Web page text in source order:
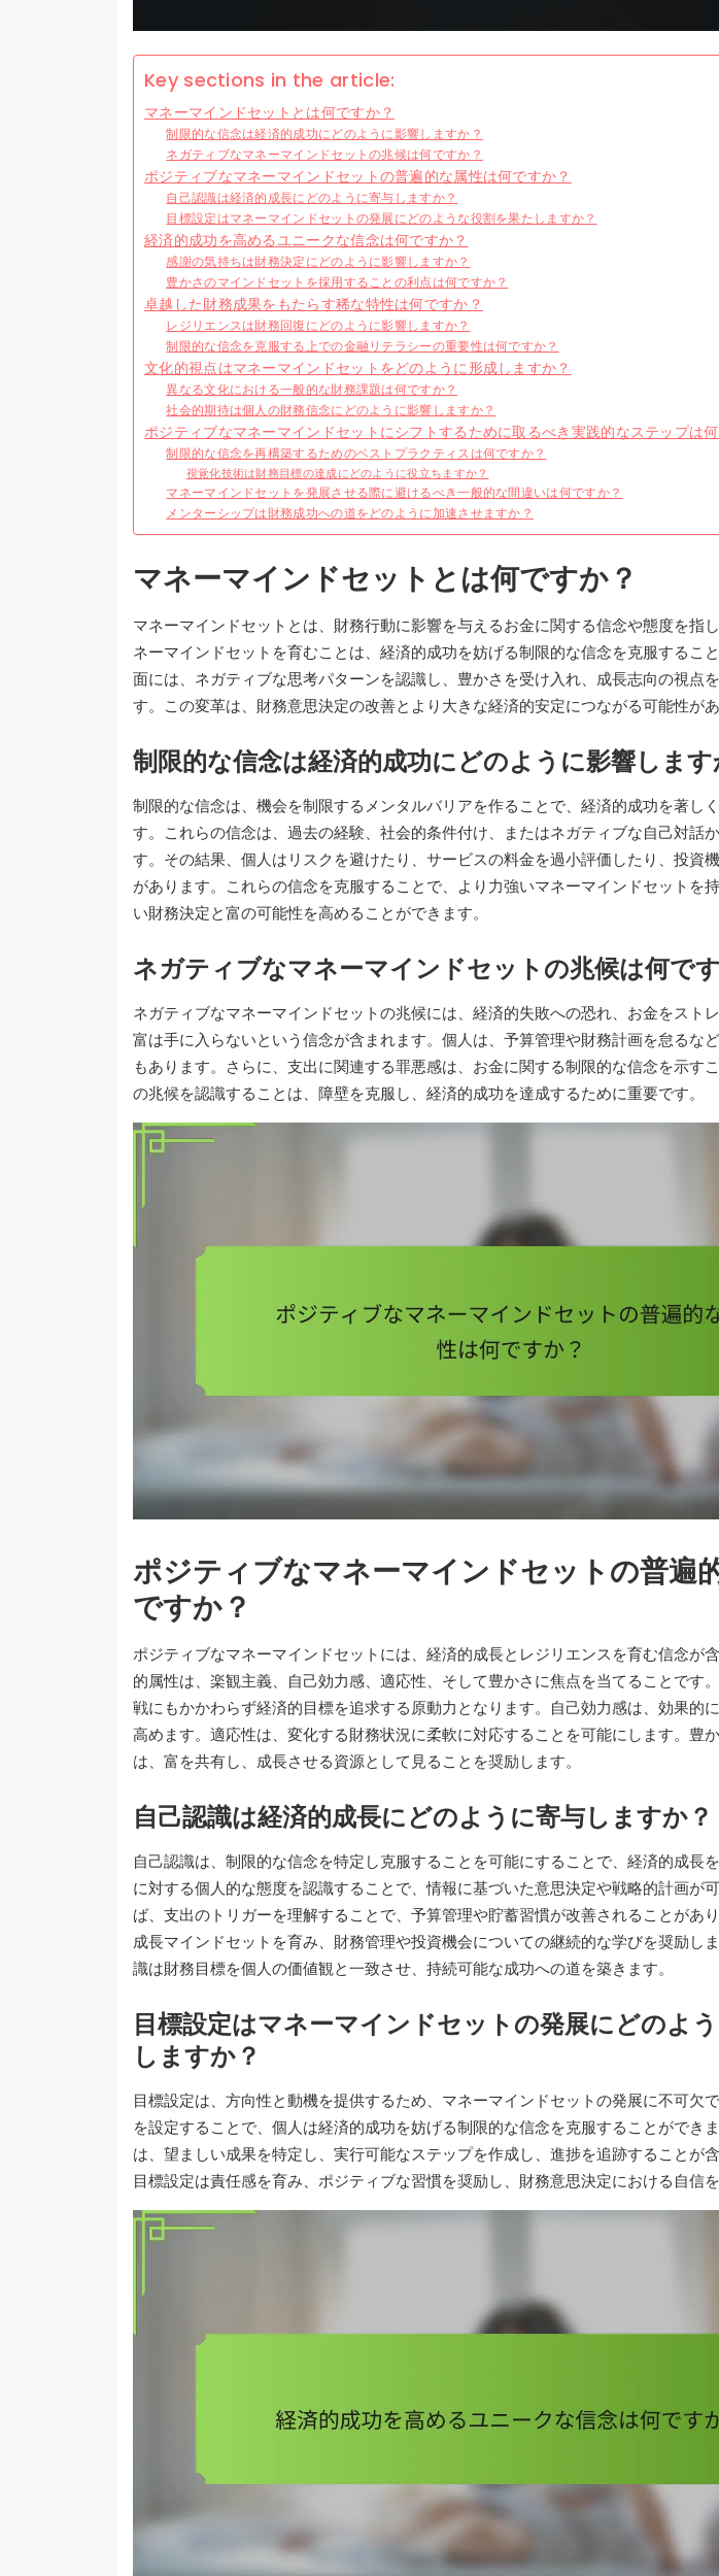
Key sections in the article:
マネーマインドセットとは何ですか？
制限的な信念は経済的成功にどのように影響しますか？
ネガティブなマネーマインドセットの兆候は何ですか？
ポジティブなマネーマインドセットの普遍的な属性は何ですか？
自己認識は経済的成長にどのように寄与しますか？
目標設定はマネーマインドセットの発展にどのような役割を果たしますか？
経済的成功を高めるユニークな信念は何ですか？
感謝の気持ちは財務決定にどのように影響しますか？
豊かさのマインドセットを採用することの利点は何ですか？
卓越した財務成果をもたらす稀な特性は何ですか？
レジリエンスは財務回復にどのように影響しますか？
制限的な信念を克服する上での金融リテラシーの重要性は何ですか？
文化的視点はマネーマインドセットをどのように形成しますか？
異なる文化における一般的な財務課題は何ですか？
社会的期待は個人の財務信念にどのように影響しますか？
ポジティブなマネーマインドセットにシフトするために取るべき実践的なステップは
制限的な信念を再構築するためのベストプラクティスは何ですか？
視覚化技術は財務目標の達成にどのように役立ちますか？
マネーマインドセットを発展させる際に避けるべき一般的な間違いは何ですか？
メンターシップは財務成功への道をどのように加速させますか？
マネーマインドセットとは何ですか？
マネーマインドセットとは、財務行動に影響を与えるお金に関する信念や態度を指
ネーマインドセットを育むことは、経済的成功を妨げる制限的な信念を克服するこ
面には、ネガティブな思考パターンを認識し、豊かさを受け入れ、成長志向の視点
す。この変革は、財務意思決定の改善とより大きな経済的安定につながる可能性があ
制限的な信念は経済的成功にどのように影響します
制限的な信念は、機会を制限するメンタルバリアを作ることで、経済的成功を著し
す。これらの信念は、過去の経験、社会的条件付け、またはネガティブな自己対話
す。その結果、個人はリスクを避けたり、サービスの料金を過小評価したり、投資
があります。これらの信念を克服することで、より力強いマネーマインドセットを
い財務決定と富の可能性を高めることができます。
ネガティブなマネーマインドセットの兆候は何で
ネガティブなマネーマインドセットの兆候には、経済的失敗への恐れ、お金をストレ
富は手に入らないという信念が含まれます。個人は、予算管理や財務計画を怠るな
もあります。さらに、支出に関連する罪悪感は、お金に関する制限的な信念を示す
の兆候を認識することは、障壁を克服し、経済的成功を達成するために重要です。
ポジティブなマネーマインドセットの普遍
ですか？
ポジティブなマネーマインドセットには、経済的成長とレジリエンスを育む信念が
的属性は、楽観主義、自己効力感、適応性、そして豊かさに焦点を当てることです
戦にもかかわらず経済的目標を追求する原動力となります。自己効力感は、効果的
高めます。適応性は、変化する財務状況に柔軟に対応することを可能にします。豊
は、富を共有し、成長させる資源として見ることを奨励します。
自己認識は経済的成長にどのように寄与しますか？
自己認識は、制限的な信念を特定し克服することを可能にすることで、経済的成長
に対する個人的な態度を認識することで、情報に基づいた意思決定や戦略的計画が
ば、支出のトリガーを理解することで、予算管理や貯蓄習慣が改善されることがあ
成長マインドセットを育み、財務管理や投資機会についての継続的な学びを奨励し
識は財務目標を個人の価値観と一致させ、持続可能な成功への道を築きます。
目標設定はマネーマインドセットの発展にどのよ
しますか？
目標設定は、方向性と動機を提供するため、マネーマインドセットの発展に不可欠
を設定することで、個人は経済的成功を妨げる制限的な信念を克服することができ
は、望ましい成果を特定し、実行可能なステップを作成し、進捗を追跡することが
目標設定は責任感を育み、ポジティブな習慣を奨励し、財務意思決定における自信を